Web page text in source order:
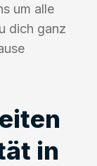
um alle
dich ganz
in